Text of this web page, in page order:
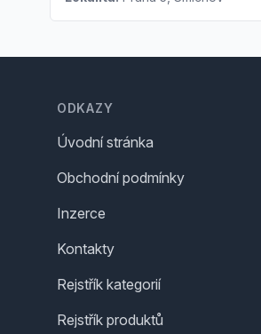
ODKAZY
Úvodní stránka
Obchodní podmínky
Inzerce
Kontakty
Rejstřík kategorií
Rejstřík produktů